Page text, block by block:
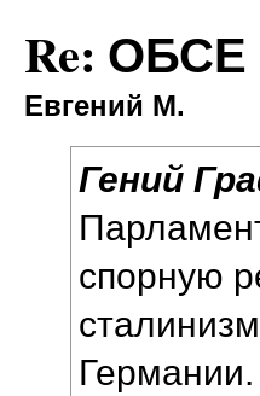
Re: ОБСЕ
Евгений М.
Гений
спорную